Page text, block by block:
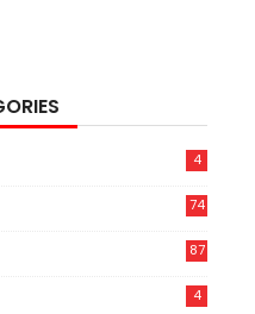
4
74
87
4